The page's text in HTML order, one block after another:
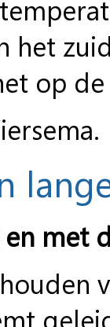
het
op
met